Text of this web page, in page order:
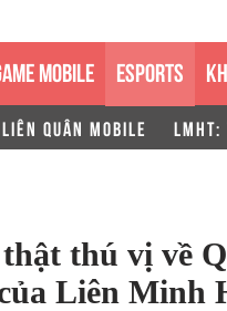
MOBILE ESPORTS
LIÊN QUÂN MOBILE LMHT:
thú vị về
Liên Minh